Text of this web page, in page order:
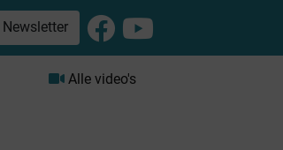
Newsletter
Alle video's